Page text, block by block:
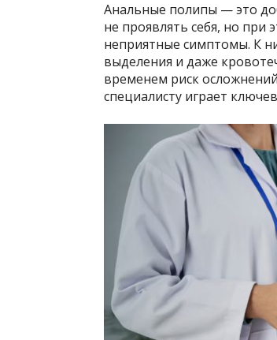
Анальные полипы — это
не проявлять себя, но при
неприятные симптомы. К
выделения и даже
временем риск
специалисту играет